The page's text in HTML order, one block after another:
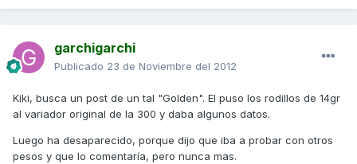
garchigarchi
Publicado 23 de Noviembre del 2012
Kiki, busca un post de un tal "Golden". El puso los rodillos de 14gr
al variador original de la 300 y daba algunos datos.
Luego ha desaparecido, porque dijo que iba a probar con otros
pesos y que lo comentaría, pero nunca mas.